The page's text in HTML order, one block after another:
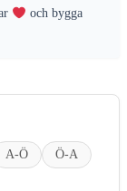
och bygga
A-Ö
Ö-A